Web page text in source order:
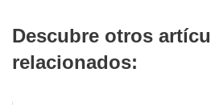
Descubre otros
relacionados: